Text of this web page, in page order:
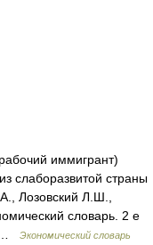
иммигрант)
слаборазвитой страны
Лозовский Л.Ш.,
словарь. 2 е
…
Экономический словарь